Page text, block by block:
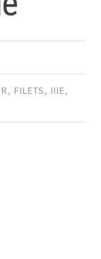
, FILETS, IIIE,